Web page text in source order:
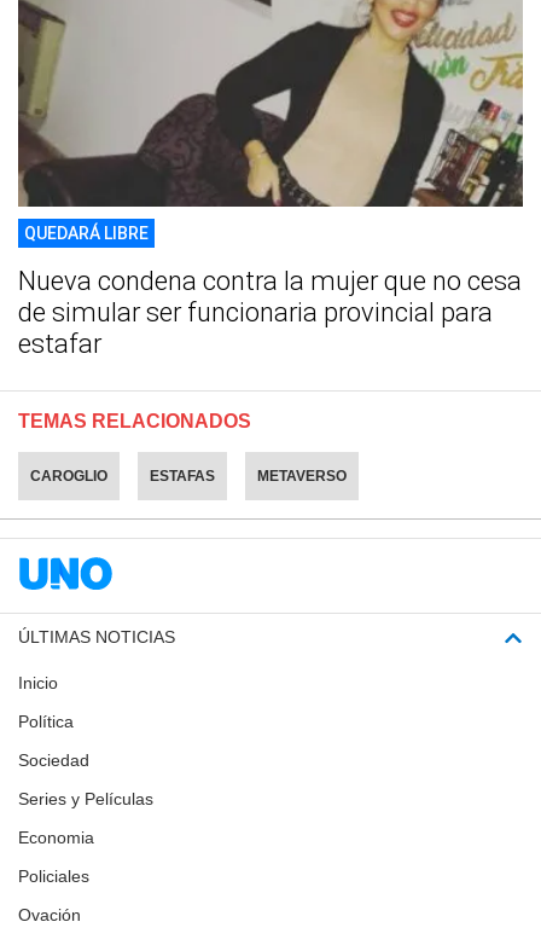
QUEDARÁ LIBRE
Nueva condena contra la mujer que no cesa
de simular ser funcionaria provincial para
estafar
TEMAS RELACIONADOS
CAROGLIO ESTAFAS METAVERSO
ÚLTIMAS NOTICIAS
Inicio
Política
Sociedad
Series y Películas
Economia
Policiales
Ovación